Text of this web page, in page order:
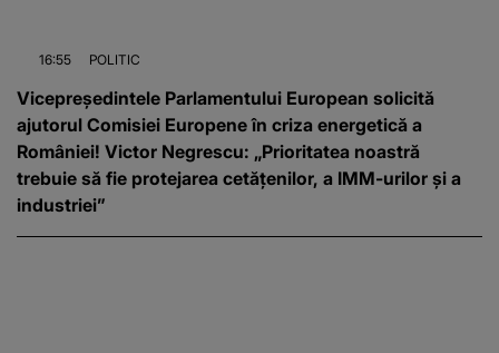
16:55 POLITIC
Vicepreședintele Parlamentului European solicită
ajutorul Comisiei Europene în criza energetică a
României! Victor Negrescu: „Prioritatea noastră
trebuie să fie protejarea cetățenilor, a IMM-urilor și a
industriei”